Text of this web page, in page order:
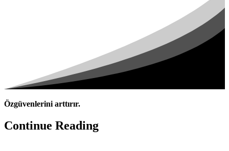
Özgüvenlerini arttırır.
Continue Reading